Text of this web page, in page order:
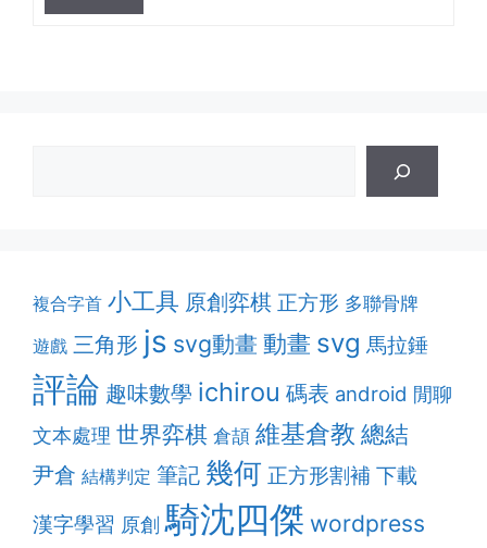
複合字首 小工具 原創弈棋 正方形 多聯骨牌
遊戲 三角形 js svg動畫 動畫 svg 馬拉錘
評論 趣味數學 ichirou 碼表 android 閒聊
文本處理 世界弈棋 倉頡 維基倉教 總結
尹倉 結構判定 筆記 幾何 正方形割補 下載
漢字學習 原創 騎沈四傑 wordpress